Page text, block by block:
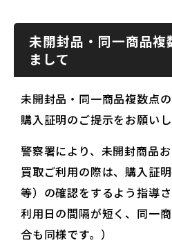
未開封品・同一商品複
まして
未開封品・同一商品複数点
購入証明のご提示をお願いし
警察署により、未開封商品
買取ご利用の際は、購入証
等）の確認をするよう指導
利用日の間隔が短く、同一
合も同様です。）